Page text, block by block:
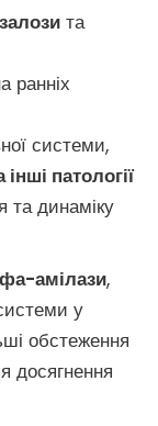
та
ранніх
системи,
патології
та динаміку
амілази,
у
обстеження
досягнення